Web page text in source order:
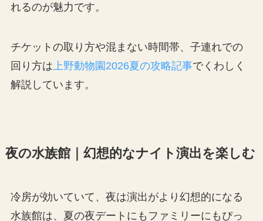
れるのが魅力です。
チケットの取り方や混まない時間帯、子連れでの
回り方は 上野動物園2026夏の攻略記事でくわしく
解説しています。
夜の水族館｜幻想的なナイト演出を楽しむ
冷房が効いていて、夜は演出がより幻想的になる
水族館は、夏の夜デートにもファミリーにもぴっ